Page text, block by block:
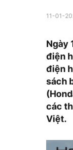
11-01-
Ngày
điện
điện
sách
các
Việt.